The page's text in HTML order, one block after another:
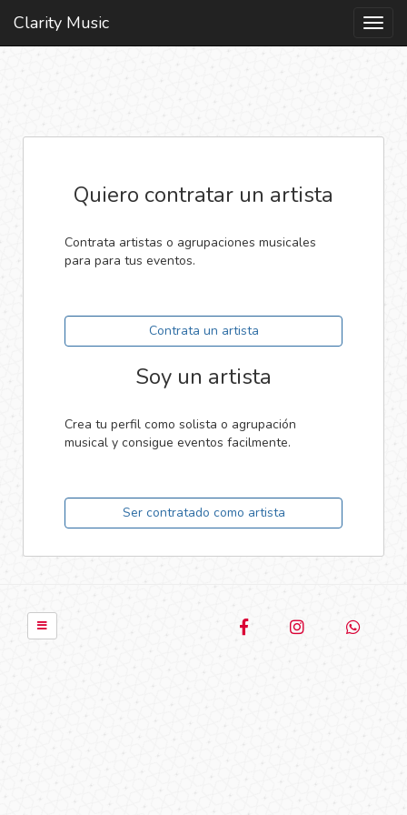
Clarity Music
Quiero contratar un artista
Contrata artistas o agrupaciones musicales
para para tus eventos.
Contrata un artista
Soy un artista
Crea tu perfil como solista o agrupación
musical y consigue eventos facilmente.
Ser contratado como artista